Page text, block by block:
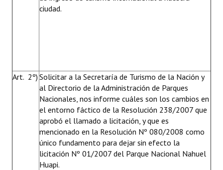
ciudad.
Art. 2º) Solicitar a la Secretaría de Turismo de la Nación y
al Directorio de la Administración de Parques
Nacionales, nos informe cuáles son los cambios en
el entorno fáctico de la Resolución 238/2007 que
aprobó el llamado a licitación, y que es
mencionado en la Resolución Nº 080/2008 como
único fundamento para dejar sin efecto la
licitación Nº 01/2007 del Parque Nacional Nahuel
Huapi.